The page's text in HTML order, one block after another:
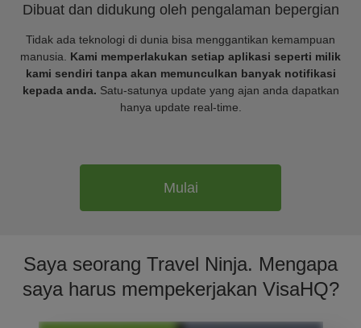
Dibuat dan didukung oleh pengalaman bepergian
Tidak ada teknologi di dunia bisa menggantikan kemampuan
manusia. Kami memperlakukan setiap aplikasi seperti milik
kami sendiri tanpa akan memunculkan banyak notifikasi
kepada anda. Satu-satunya update yang ajan anda dapatkan
hanya update real-time.
Mulai
Saya seorang Travel Ninja. Mengapa
saya harus mempekerjakan VisaHQ?